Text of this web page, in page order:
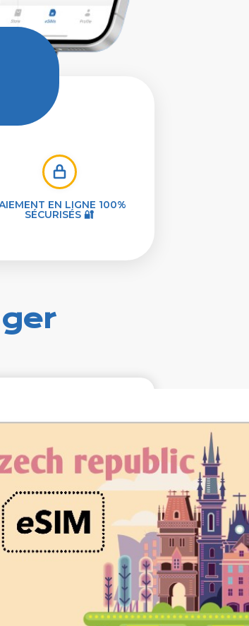
EN LIGNE 100%
SÉCURISÉS 🔐
O2